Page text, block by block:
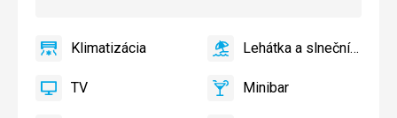
Klimatizácia
Klimatizácia
áno
Lehátka
slnečníky
Lehátka a slnečníky pri
áno
TV TV
áno
Minibar,Minibar
áno